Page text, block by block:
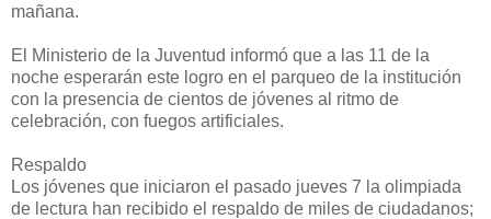
mañana.
El Ministerio de la Juventud informó que a las 11 de la
noche esperarán este logro en el parqueo de la institución
con la presencia de cientos de jóvenes al ritmo de
celebración, con fuegos artificiales.
Respaldo
Los jóvenes que iniciaron el pasado jueves 7 la olimpiada
de lectura han recibido el respaldo de miles de ciudadanos;